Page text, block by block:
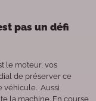
pas un défi
le moteur, vos
de préserver ce
véhicule. Aussi
la machine. En course